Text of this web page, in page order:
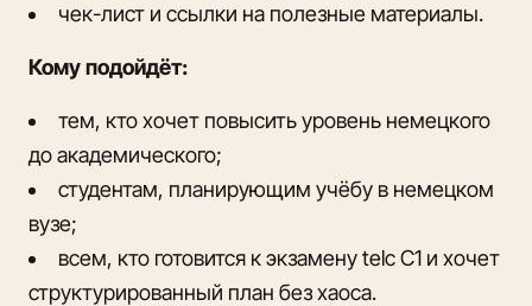
чек-лист и ссылки на полезные материалы.
Кому подойдёт:
тем, кто хочет повысить уровень немецкого
до академического;
студентам, планирующим учёбу в немецком
вузе;
всем, кто готовится к экзамену telc C1 и хочет
структурированный план без хаоса.